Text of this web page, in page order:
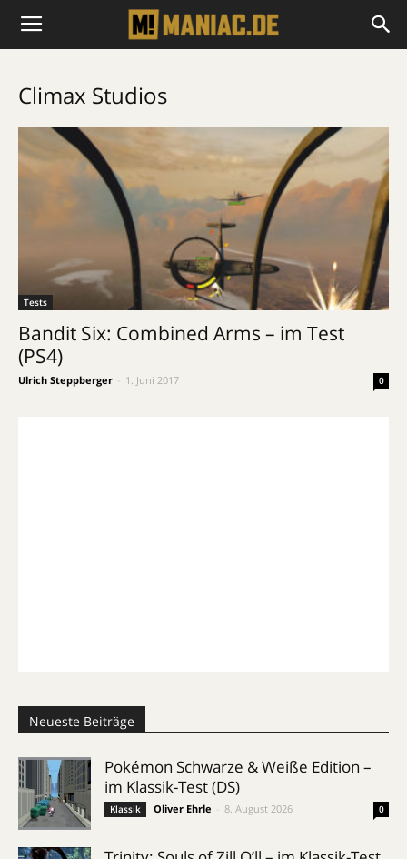
Climax Studios
Tests
Bandit Six: Combined Arms – im Test
(PS4)
Ulrich Steppberger 1. Juni 2017 0
Neueste Beiträge
Pokémon Schwarze & Weiße Edition –
im Klassik-Test (DS)
Klassik Oliver Ehrle 8. August 2026 0